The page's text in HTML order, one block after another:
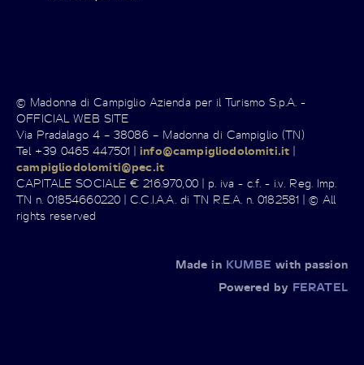
© Madonna di Campiglio Azienda per il Turismo S.p.A. -
OFFICIAL WEB SITE
Via Pradalago 4 – 38086 – Madonna di Campiglio (TN)
Tel +39 0465 447501 |info@campigliodolomiti.it |
campigliodolomiti@pec.it
CAPITALE SOCIALE € 216.970,00 | p. iva - c.f. - i.v. Reg. Imp.
TN n. 01854660220 | C.C.I.A.A. di TN R.E.A. n. 0182581 | © All
rights reserved
Made in KUMBE with passion
Powered by FERATEL